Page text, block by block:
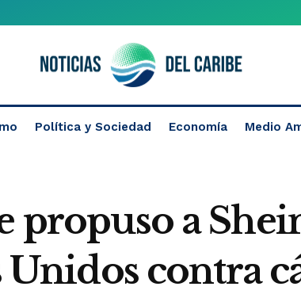
Política y Sociedad Economía Medio
propuso a
Unidos contra